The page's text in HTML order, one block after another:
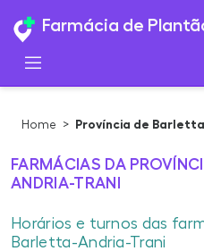
Farmácia de
Home > Província de
FARMÁCIAS DA
ANDRIA-TRANI
Horários e turnos das
Barletta-Andria-Trani